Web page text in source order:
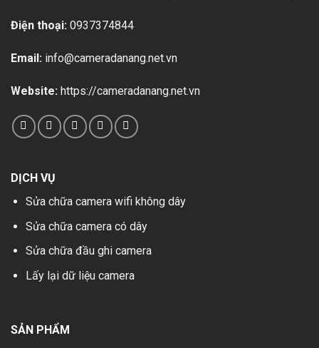
Điện thoại: 0937374844
Email: info@cameradanang.net.vn
Website: https://cameradanang.net.vn
DỊCH VỤ
Sửa chữa camera wifi không dây
Sửa chữa camera có dây
Sửa chữa đầu ghi camera
Lấy lại dữ liệu camera
SẢN PHẨM